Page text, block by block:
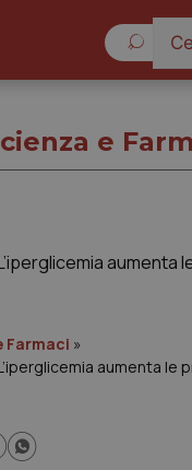
e
Farmaci »
aumenta le